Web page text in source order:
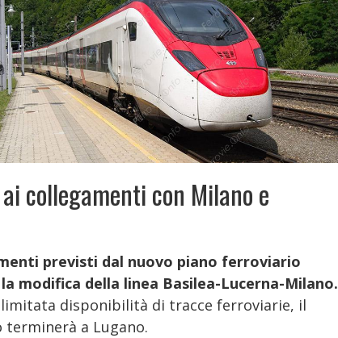
collegamenti con Milano e
previsti dal nuovo piano ferroviario
modifica della linea Basilea-Lucerna-Milano.
limitata disponibilità di tracce ferroviarie, il
terminerà a Lugano.